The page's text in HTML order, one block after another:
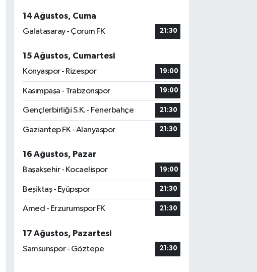
14 Ağustos, Cuma
Galatasaray - Çorum FK
21:30
15 Ağustos, Cumartesi
Konyaspor - Rizespor
19:00
Kasımpaşa - Trabzonspor 19:00
Gençlerbirliği S.K. - Fenerbahçe 21:30
Gaziantep FK - Alanyaspor 21:30
16 Ağustos, Pazar
Başakşehir - Kocaelispor
19:00
Beşiktaş - Eyüpspor 21:30
Amed - Erzurumspor FK 21:30
17 Ağustos, Pazartesi
Samsunspor - Göztepe
21:30